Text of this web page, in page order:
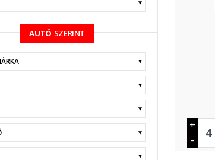
KERESÉS
AUTÓ SZERINT
+
-